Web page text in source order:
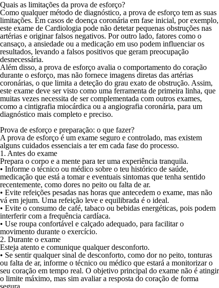
Quais as limitações da prova de esforço?
Como qualquer método de diagnóstico, a prova de esforço tem as suas
limitações. Em casos de doença coronária em fase inicial, por exemplo,
este exame de Cardiologia pode não detetar pequenas obstruções nas
artérias e originar falsos negativos. Por outro lado, fatores como o
cansaço, a ansiedade ou a medicação em uso podem influenciar os
resultados, levando a falsos positivos que geram preocupação
desnecessária.
Além disso, a prova de esforço avalia o comportamento do coração
durante o esforço, mas não fornece imagens diretas das artérias
coronárias, o que limita a deteção do grau exato de obstrução. Assim,
este exame deve ser visto como uma ferramenta de primeira linha, que
muitas vezes necessita de ser complementada com outros exames,
como a cintigrafia miocárdica ou a angiografia coronária, para um
diagnóstico mais completo e preciso.
Prova de esforço e preparação: o que fazer?
A prova de esforço é um exame seguro e controlado, mas existem
alguns cuidados essenciais a ter em cada fase do processo.
1. Antes do exame
Prepara o corpo e a mente para ter uma experiência tranquila.
• Informe o técnico ou médico sobre o teu histórico de saúde,
medicação que está a tomar e eventuais sintomas que tenha sentido
recentemente, como dores no peito ou falta de ar.
• Evite refeições pesadas nas horas que antecedem o exame, mas não
vá em jejum. Uma refeição leve e equilibrada é o ideal.
• Evite o consumo de café, tabaco ou bebidas energéticas, pois podem
interferir com a frequência cardíaca.
• Use roupa confortável e calçado adequado, para facilitar o
movimento durante o exercício.
2. Durante o exame
Esteja atento e comunique qualquer desconforto.
• Se sentir qualquer sinal de desconforto, como dor no peito, tonturas
ou falta de ar, informe o técnico ou médico que estará a monitorizar o
seu coração em tempo real. O objetivo principal do exame não é atingir
o limite máximo, mas sim avaliar a resposta do coração de forma
segura.